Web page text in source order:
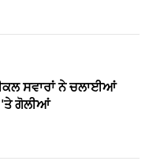
ਸਵਾਰਾਂ ਨੇ ਚਲਾਈਆਂ
'ਤੇ ਗੋਲੀਆਂ